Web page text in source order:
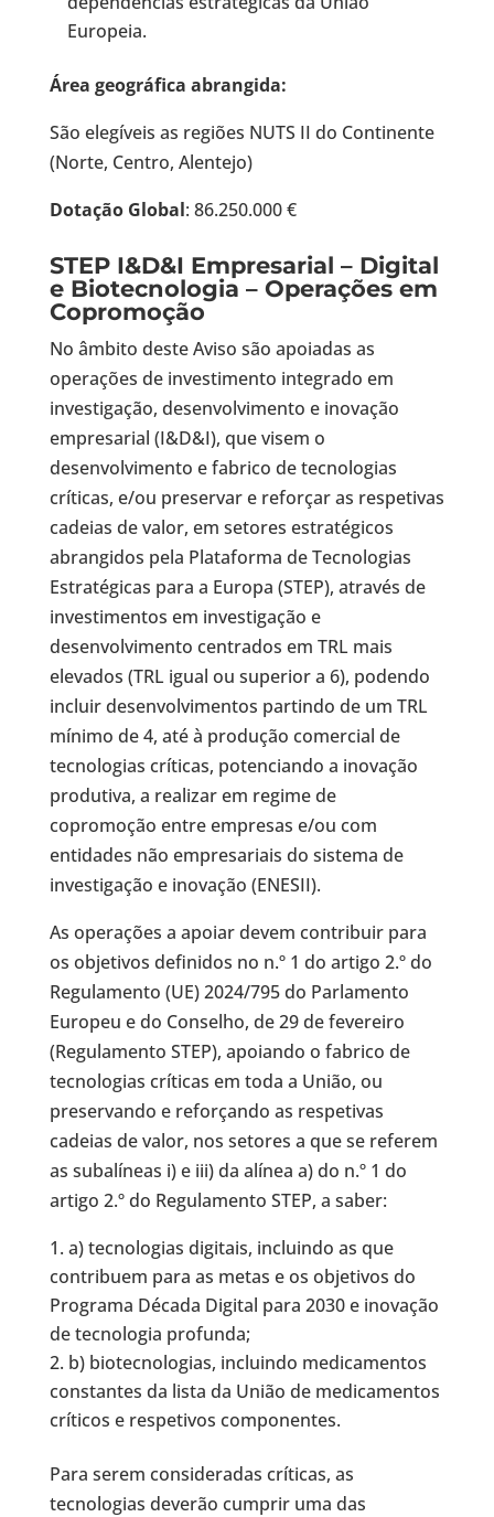
Europeia.
Área geográfica abrangida:
São elegíveis as regiões NUTS II do Continente
(Norte, Centro, Alentejo)
Dotação Global: 86.250.000 €
STEP I&D&I Empresarial – Digital
e Biotecnologia – Operações em
Copromoção
No âmbito deste Aviso são apoiadas as
operações de investimento integrado em
investigação, desenvolvimento e inovação
empresarial (I&D&I), que visem o
desenvolvimento e fabrico de tecnologias
críticas, e/ou preservar e reforçar as respetivas
cadeias de valor, em setores estratégicos
abrangidos pela Plataforma de Tecnologias
Estratégicas para a Europa (STEP), através de
investimentos em investigação e
desenvolvimento centrados em TRL mais
elevados (TRL igual ou superior a 6), podendo
incluir desenvolvimentos partindo de um TRL
mínimo de 4, até à produção comercial de
tecnologias críticas, potenciando a inovação
produtiva, a realizar em regime de
copromoção entre empresas e/ou com
entidades não empresariais do sistema de
investigação e inovação (ENESII).
As operações a apoiar devem contribuir para
os objetivos definidos no n.º 1 do artigo 2.º do
Regulamento (UE) 2024/795 do Parlamento
Europeu e do Conselho, de 29 de fevereiro
(Regulamento STEP), apoiando o fabrico de
tecnologias críticas em toda a União, ou
preservando e reforçando as respetivas
cadeias de valor, nos setores a que se referem
as subalíneas i) e iii) da alínea a) do n.º 1 do
artigo 2.º do Regulamento STEP, a saber:
a) tecnologias digitais, incluindo as que
contribuem para as metas e os objetivos do
Programa Década Digital para 2030 e inovação
de tecnologia profunda;
b) biotecnologias, incluindo medicamentos
constantes da lista da União de medicamentos
críticos e respetivos componentes.
Para serem consideradas críticas, as
tecnologias deverão cumprir uma das